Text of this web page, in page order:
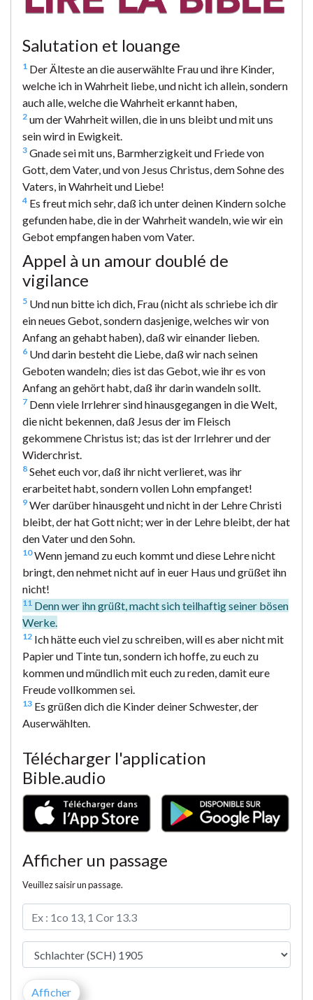
Salutation et louange
1 Der Älteste an die auserwählte Frau und ihre Kinder,
welche ich in Wahrheit liebe, und nicht ich allein, sondern
auch alle, welche die Wahrheit erkannt haben,
2 um der Wahrheit willen, die in uns bleibt und mit uns
sein wird in Ewigkeit.
3 Gnade sei mit uns, Barmherzigkeit und Friede von
Gott, dem Vater, und von Jesus Christus, dem Sohne des
Vaters, in Wahrheit und Liebe!
4 Es freut mich sehr, daß ich unter deinen Kindern solche
gefunden habe, die in der Wahrheit wandeln, wie wir ein
Gebot empfangen haben vom Vater.
Appel à un amour doublé de
vigilance
5 Und nun bitte ich dich, Frau (nicht als schriebe ich dir
ein neues Gebot, sondern dasjenige, welches wir von
Anfang an gehabt haben), daß wir einander lieben.
6 Und darin besteht die Liebe, daß wir nach seinen
Geboten wandeln; dies ist das Gebot, wie ihr es von
Anfang an gehört habt, daß ihr darin wandeln sollt.
7 Denn viele Irrlehrer sind hinausgegangen in die Welt,
die nicht bekennen, daß Jesus der im Fleisch
gekommene Christus ist; das ist der Irrlehrer und der
Widerchrist.
8 Sehet euch vor, daß ihr nicht verlieret, was ihr
erarbeitet habt, sondern vollen Lohn empfanget!
9 Wer darüber hinausgeht und nicht in der Lehre Christi
bleibt, der hat Gott nicht; wer in der Lehre bleibt, der hat
den Vater und den Sohn.
10Wenn jemand zu euch kommt und diese Lehre nicht
bringt, den nehmet nicht auf in euer Haus und grüßet ihn
nicht!
11 Denn wer ihn grüßt, macht sich teilhaftig seiner bösen
Werke.
12 Ich hätte euch viel zu schreiben, will es aber nicht mit
Papier und Tinte tun, sondern ich hoffe, zu euch zu
kommen und mündlich mit euch zu reden, damit eure
Freude vollkommen sei.
13 Es grüßen dich die Kinder deiner Schwester, der
Auserwählten.
Télécharger l'application
Bible.audio
Afficher un passage
Veuillez saisir un passage.